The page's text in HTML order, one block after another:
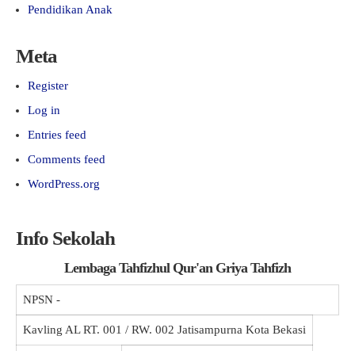
Pendidikan Anak
Meta
Register
Log in
Entries feed
Comments feed
WordPress.org
Info Sekolah
Lembaga Tahfizhul Qur'an Griya Tahfizh
NPSN -
Kavling AL RT. 001 / RW. 002 Jatisampurna Kota Bekasi